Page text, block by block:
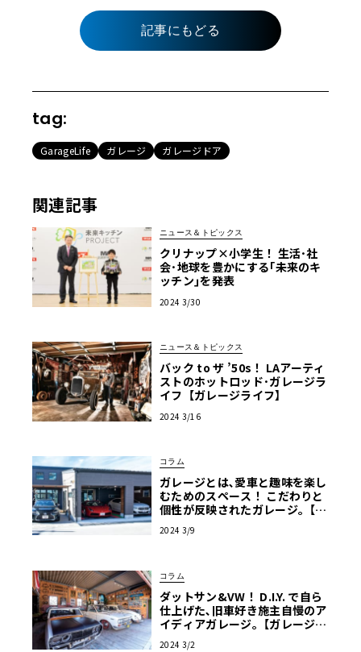
記事にもどる
tag:
GarageLife ガレージ ガレージドア
関連記事
ニュース＆トピックス
クリナップ×小学生！ 生活･社
会･地球を豊かにする｢未来のキ
ッチン｣を発表
2024 3/30
ニュース＆トピックス
バック to ザ ’50s！ LAアーティ
ストのホットロッド･ガレージラ
イフ【ガレージライフ】
2024 3/16
コラム
ガレージとは､愛車と趣味を楽し
むためのスペース！ こだわりと
個性が反映されたガレージ｡【ガ
2024 3/9
コラム
ダットサン&VW！ D.I.Y. で自ら
仕上げた､旧車好き施主自慢のア
イディアガレージ｡【ガレージラ
2024 3/2